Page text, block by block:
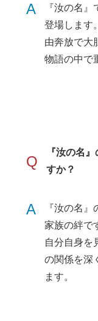
A
『汝の名
登場します
由奔放で大
物語の中で
Q
『汝の名
すか？
A
『汝の名
家族の絆で
自分自身を
の関係を深
ます。